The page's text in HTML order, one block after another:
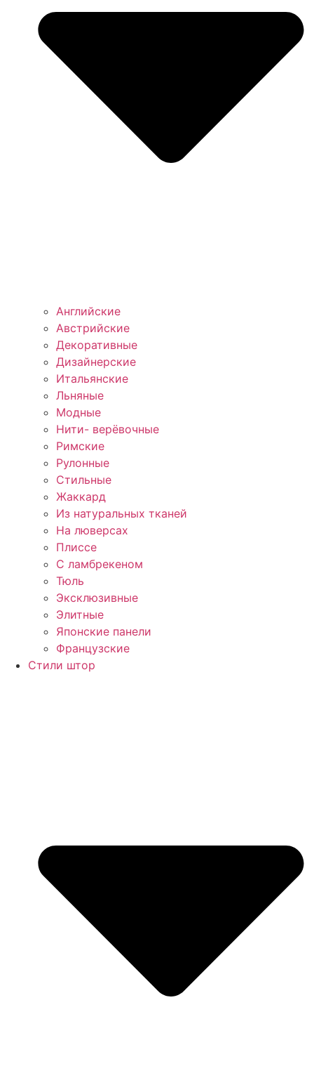
Английские
Австрийские
Декоративные
Дизайнерские
Итальянские
Льняные
Модные
Нити- верёвочные
Римские
Рулонные
Стильные
Жаккард
Из натуральных тканей
На люверсах
Плиссе
С ламбрекеном
Тюль
Эксклюзивные
Элитные
Японские панели
Французские
Стили штор